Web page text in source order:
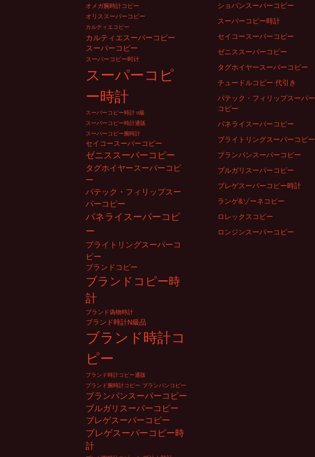
ショパンスーパーコピー
スーパーコピー時計
セイコースーパーコピー
ゼニススーパーコピー
タグホイヤースーパーコピー
チュードルコピー 代引き
パテック・フィリップスーパー
コピー
パネライスーパーコピー
ブライトリングスーパーコピー
ブランパンスーパーコピー
ブルガリスーパーコピー
ブレゲスーパーコピー時計
ランゲ&ゾーネコピー
ロレックスコピー
ロンジンスーパーコピー
オメガ腕時計コピー
オリススーパーコピー
カルティエコピー
カルティエスーパーコピー
スーパーコピー
スーパーコピー时计
スーパーコピ
ー時計
スーパーコピー時計 n級
スーパーコピー時計通販
スーパーコピー腕時計
セイコースーパーコピー
ゼニススーパーコピー
タグホイヤースーパーコピ
ー
パテック・フィリップスー
パーコピー
パネライスーパーコピ
ー
ブライトリングスーパーコ
ピー
ブランドコピー
ブランドコピー時
計
ブランド偽物時計
ブランド時計N級品
ブランド時計コ
ピー
ブランド時計コピー通販
ブランド腕時計コピー ブランパンコピー
ブランパンスーパーコピー
ブルガリスーパーコピー
ブレゲスーパーコピー
ブレゲスーパーコピー時
計